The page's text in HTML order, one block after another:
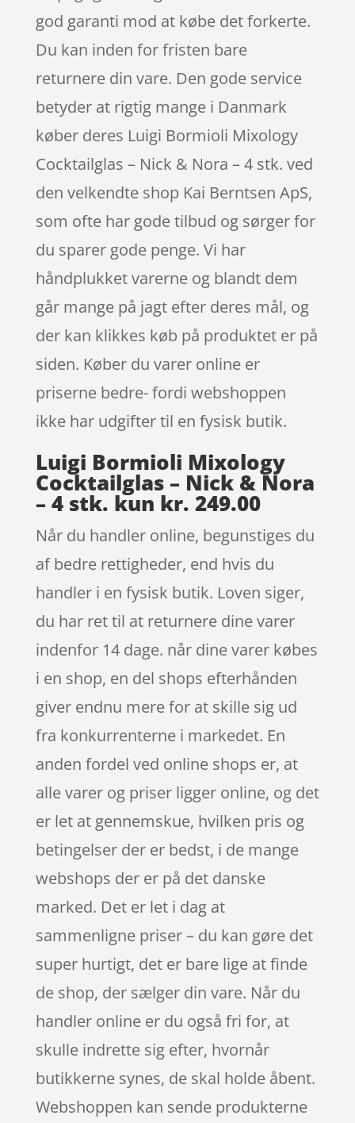
god garanti mod at købe det forkerte.
Du kan inden for fristen bare
returnere din vare. Den gode service
betyder at rigtig mange i Danmark
køber deres Luigi Bormioli Mixology
Cocktailglas – Nick & Nora – 4 stk. ved
den velkendte shop Kai Berntsen ApS,
som ofte har gode tilbud og sørger for
du sparer gode penge. Vi har
håndplukket varerne og blandt dem
går mange på jagt efter deres mål, og
der kan klikkes køb på produktet er på
siden. Køber du varer online er
priserne bedre- fordi webshoppen
ikke har udgifter til en fysisk butik.
Luigi Bormioli Mixology
Cocktailglas – Nick & Nora
– 4 stk. kun kr. 249.00
Når du handler online, begunstiges du
af bedre rettigheder, end hvis du
handler i en fysisk butik. Loven siger,
du har ret til at returnere dine varer
indenfor 14 dage. når dine varer købes
i en shop, en del shops efterhånden
giver endnu mere for at skille sig ud
fra konkurrenterne i markedet. En
anden fordel ved online shops er, at
alle varer og priser ligger online, og det
er let at gennemskue, hvilken pris og
betingelser der er bedst, i de mange
webshops der er på det danske
marked. Det er let i dag at
sammenligne priser – du kan gøre det
super hurtigt, det er bare lige at finde
de shop, der sælger din vare. Når du
handler online er du også fri for, at
skulle indrette sig efter, hvornår
butikkerne synes, de skal holde åbent.
Webshoppen kan sende produkterne